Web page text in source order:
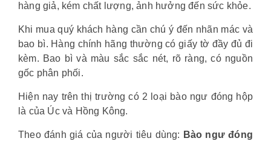
hàng giả, kém chất lượng, ảnh hưởng đến sức khỏe.
Khi mua quý khách hàng cần chú ý đến nhãn mác và
bao bì. Hàng chính hãng thường có giấy tờ đầy đủ đi
kèm. Bao bì và màu sắc sắc nét, rõ ràng, có nguồn
gốc phân phối.
Hiện nay trên thị trường có 2 loại bào ngư đóng hộp
là của Úc và Hồng Kông.
Theo đánh giá của người tiêu dùng: Bào ngư đóng